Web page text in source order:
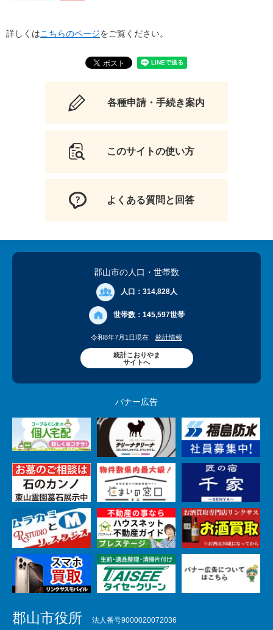
詳しくはこちらのページをご覧ください。
各種申請・手続き案内
このサイトの使い方
よくある質問と回答
郡山市の人口 ・世帯数
人口： 314,828人
世帯数： 145,597世帯
令和8年7月1日現在 統計情報
統計こおりやま
サイトへ
バナー広告
郡山市役所 法人番号9000020072036